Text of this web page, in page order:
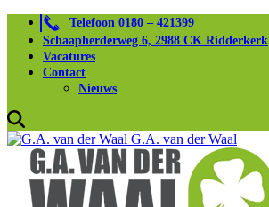
Telefoon 0180 – 421399
Schaapherderweg 6, 2988 CK Ridderkerk
Vacatures
Contact
Nieuws
G.A. van der Waal